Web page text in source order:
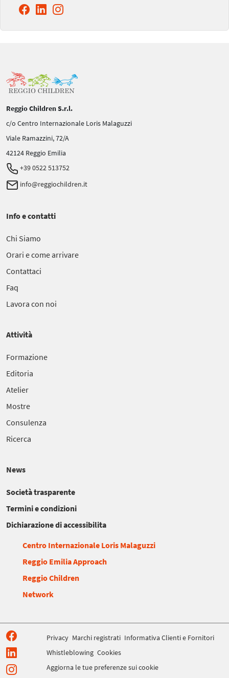
Reggio Children S.r.l.
c/o Centro Internazionale Loris Malaguzzi
Viale Ramazzini, 72/A
42124 Reggio Emilia
+39 0522 513752
info@reggiochildren.it
Info e contatti
Chi Siamo
Orari e come arrivare
Contattaci
Faq
Lavora con noi
Attività
Formazione
Editoria
Atelier
Mostre
Consulenza
Ricerca
News
Società trasparente
Termini e condizioni
Dichiarazione di accessibilita
Centro Internazionale Loris Malaguzzi
Reggio Emilia Approach
Reggio Children
Network
Privacy Marchi registrati Informativa Clienti e Fornitori
Whistleblowing Cookies
Aggiorna le tue preferenze sui cookie